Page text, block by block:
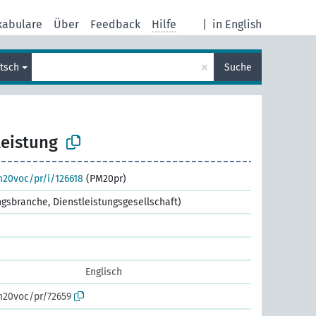
in English
Über Feedback Hilfe
× Suche
pr/i/126618 (PM20pr)
Dienstleistungsgesellschaft)
Englisch
pr/72659